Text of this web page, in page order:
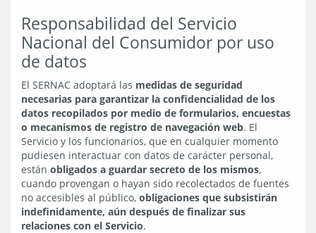
Responsabilidad del Servicio
Nacional del Consumidor por uso
de datos
El SERNAC adoptará las medidas de seguridad
necesarias para garantizar la confidencialidad de los
datos recopilados por medio de formularios, encuestas
o mecanismos de registro de navegación web. El
Servicio y los funcionarios, que en cualquier momento
pudiesen interactuar con datos de carácter personal,
están obligados a guardar secreto de los mismos,
cuando provengan o hayan sido recolectados de fuentes
no accesibles al público, obligaciones que subsistirán
indefinidamente, aún después de finalizar sus
relaciones con el Servicio.